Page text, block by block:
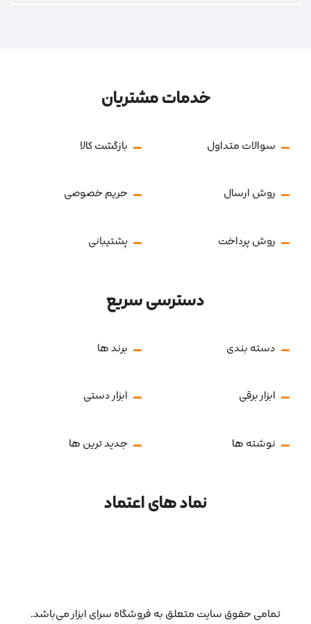
خدمات مشتریان
سوالات متداول بازگشت کالا
روش ارسال حریم خصوصی
روش پرداخت پشتیبانی
دسترسی سریع
دسته بندی برند ها
ابزار برقی ابزار دستی
نوشته ها جدید ترین ها
نماد های اعتماد
تمامی حقوق سایت متعلق به فروشگاه سرای ابزار می‌باشد.